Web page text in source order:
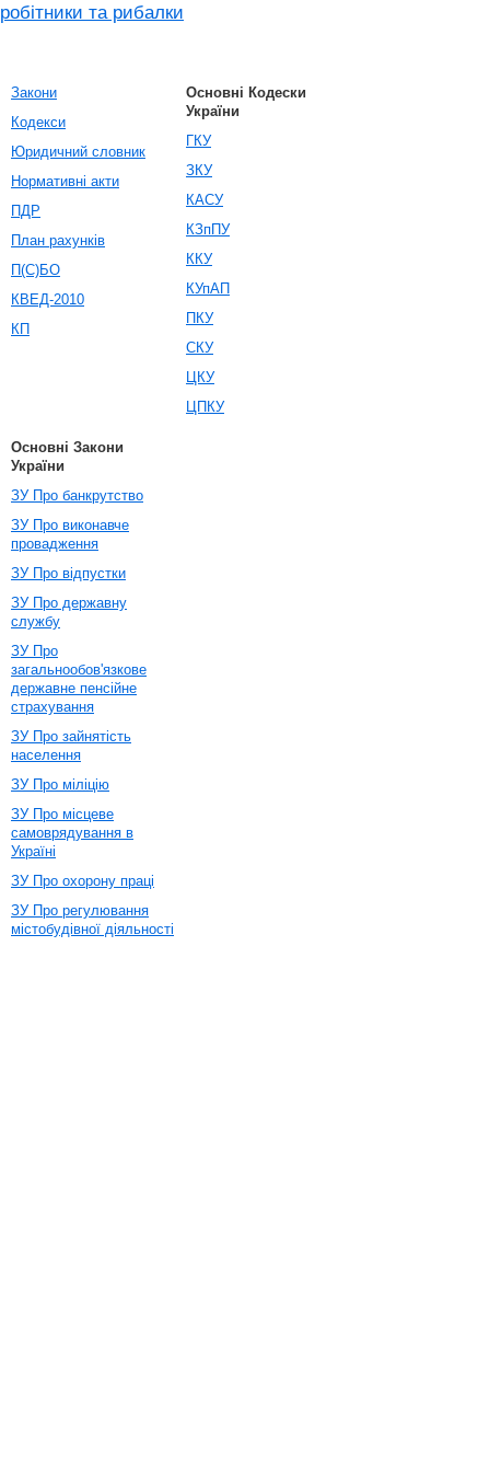
робітники та рибалки
Закони
Кодекси
Юридичний словник
Нормативні акти
ПДР
План рахунків
П(С)БО
КВЕД-2010
КП
Основні Кодески
України
ГКУ
ЗКУ
КАСУ
КЗпПУ
ККУ
КУпАП
ПКУ
СКУ
ЦКУ
ЦПКУ
Основні Закони
України
ЗУ Про банкрутство
ЗУ Про виконавче
провадження
ЗУ Про відпустки
ЗУ Про державну
службу
ЗУ Про
загальнообов'язкове
державне пенсійне
страхування
ЗУ Про зайнятість
населення
ЗУ Про міліцію
ЗУ Про місцеве
самоврядування в
Україні
ЗУ Про охорону праці
ЗУ Про регулювання
містобудівної діяльності